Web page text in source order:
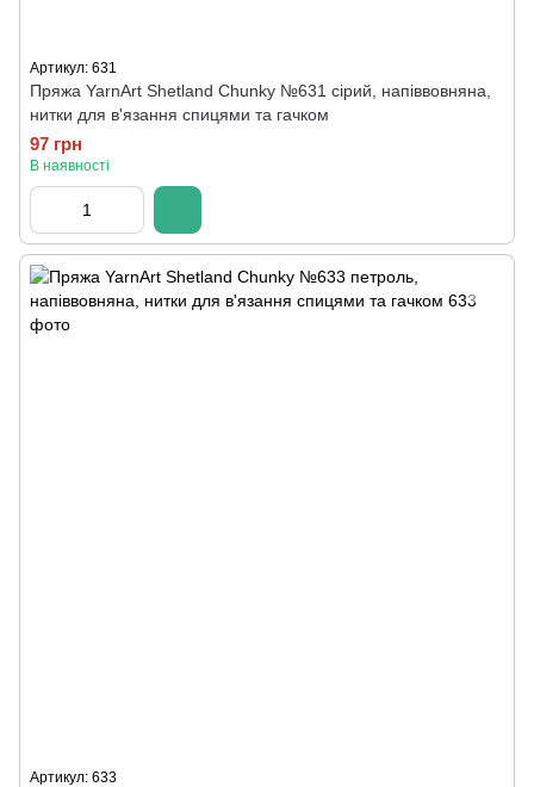
Артикул: 631
Пряжа YarnArt Shetland Chunky №631 сірий, напіввовняна,
нитки для в'язання спицями та гачком
97 грн
В наявності
Артикул: 633